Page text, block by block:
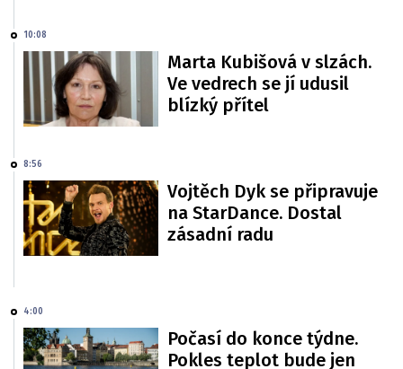
10:08
Marta Kubišová v slzách.
Ve vedrech se jí udusil
blízký přítel
8:56
Vojtěch Dyk se připravuje
na StarDance. Dostal
zásadní radu
4:00
Počasí do konce týdne.
Pokles teplot bude jen